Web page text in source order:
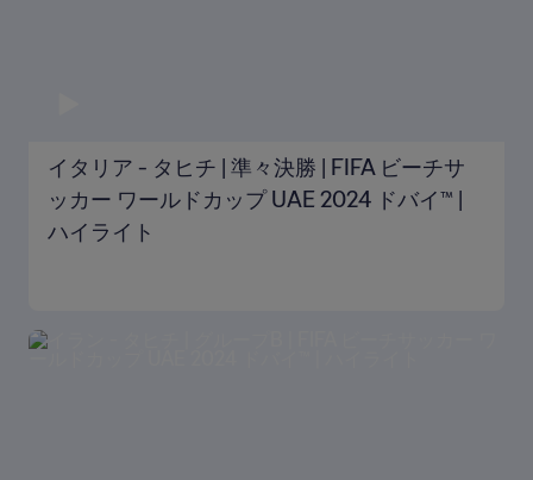
イタリア - タヒチ | 準々決勝 | FIFA ビーチサ
ッカー ワールドカップ UAE 2024 ドバイ™ |
ハイライト